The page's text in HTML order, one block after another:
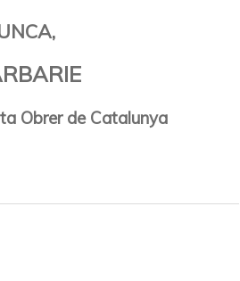
Obrer de Catalunya